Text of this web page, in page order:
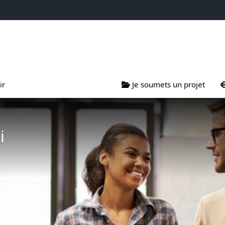
Je soumets un projet